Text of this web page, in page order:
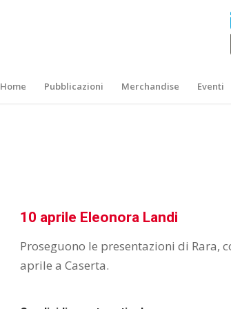
Home Pubblicazioni Merchandise Eventi
10 aprile Eleonora Landi
Proseguono le presentazioni di Rara,
aprile a Caserta.